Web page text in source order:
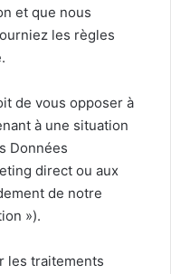
et que nous
les règles
de vous opposer à
à une situation
Données
direct ou aux
de notre
»).
les traitements